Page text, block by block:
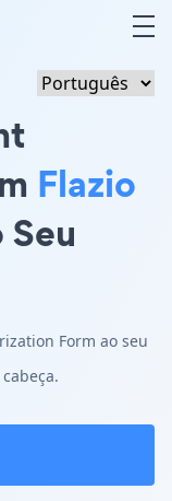
Flazio
Form ao seu